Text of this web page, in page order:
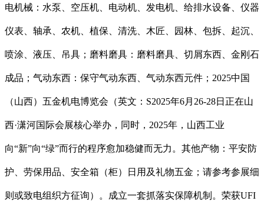
电机械：水泵、空压机、电动机、发电机、给排水设备、仪器
仪表、轴承、农机、植保、清洗、木匠、园林、包拆、起沉、
喷涂、液压、吊具；磨料磨具：磨料磨具、切屑东西、金刚石
成品；气动东西：保守气动东西、气动东西元件；2025中国
（山西）五金机电博览会（英文：S2025年6月26-28日正在山
西·潇河国际会展核心举办，同时，2025年，山西工业
向“新”向“绿”而行的程序愈加稳健而无力。其他产物：平安防
护、劳保用品、安全箱（柜）日用及礼物五金；请参考参展细
则或致电组织方征询）。成立一套抓落实保障机制。荣获UFI